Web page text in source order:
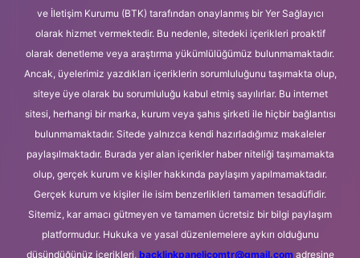
ve İletişim Kurumu (BTK) tarafından onaylanmış bir Yer Sağlayıcı
olarak hizmet vermektedir. Bu nedenle, sitedeki içerikleri proaktif
olarak denetleme veya araştırma yükümlülüğümüz bulunmamaktadır.
Ancak, üyelerimiz yazdıkları içeriklerin sorumluluğunu taşımakta olup,
siteye üye olarak bu sorumluluğu kabul etmiş sayılırlar. Bu internet
sitesi, herhangi bir marka, kurum veya şahıs şirketi ile hiçbir bağlantısı
bulunmamaktadır. Sitede yalnızca kendi hazırladığımız makaleler
paylaşılmaktadır. Burada yer alan içerikler haber niteliği taşımamakta
olup, gerçek kurum ve kişiler hakkında paylaşım yapılmamaktadır.
Gerçek kurum ve kişiler ile isim benzerlikleri tamamen tesadüfidir.
Sitemiz, kar amacı gütmeyen ve tamamen ücretsiz bir bilgi paylaşım
platformudur. Hukuka ve yasal düzenlemelere aykırı olduğunu
düşündüğünüz içerikleri, backlinkpanelicomtr@gmail.comadresine